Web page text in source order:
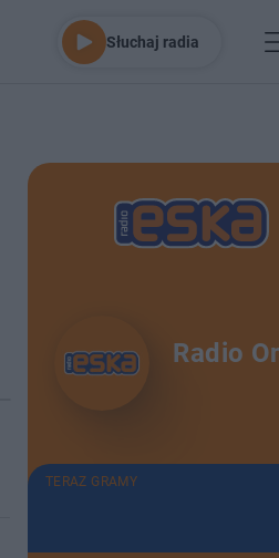
Słuchaj radia
Radio
TERAZ GRAMY